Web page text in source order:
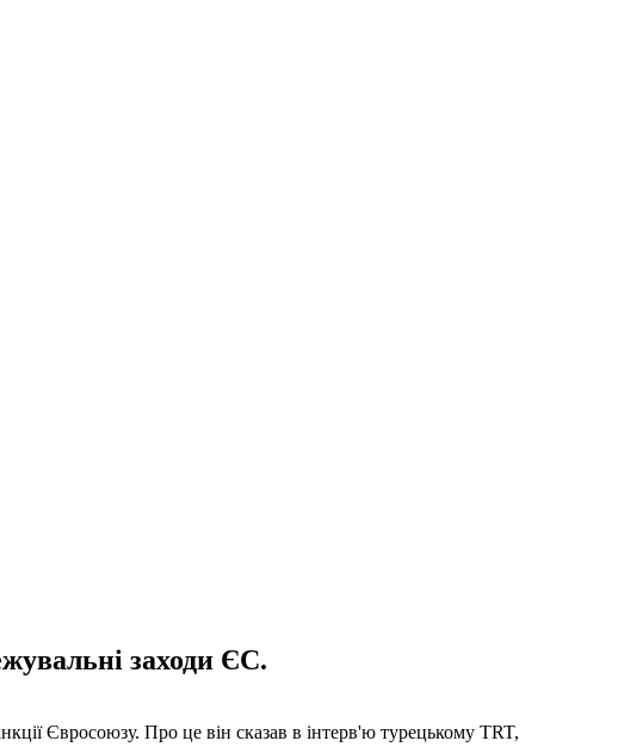
заходи ЄС.
Євросоюзу. Про це він сказав в інтерв'ю турецькому TRT,